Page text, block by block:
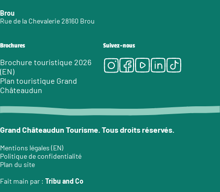
Brou
Rue de la Chevalerie 28160 Brou
Brochures
Brochure touristique 2026
(EN)
Plan touristique Grand
Châteaudun
Suivez-nous
Instagram
Facebook
Youtube
LinkedIn
Tiktok
Grand Châteaudun Tourisme. Tous droits réservés.
Mentions légales (EN)
Politique de confidentialité
Plan du site
Fait main par : Tribu and Co